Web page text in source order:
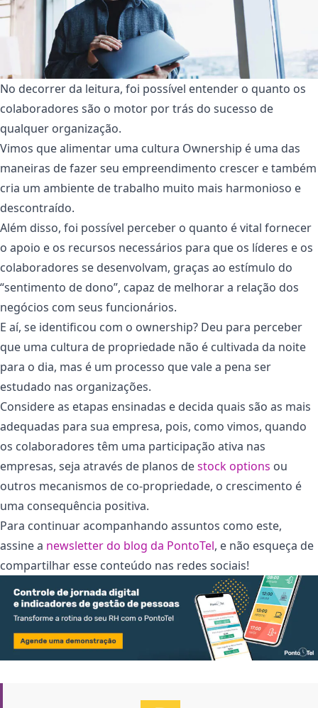
No decorrer da leitura, foi possível entender o quanto os
colaboradores são o motor por trás do sucesso de
qualquer organização.
Vimos que alimentar uma cultura Ownership é uma das
maneiras de fazer seu empreendimento crescer e também
cria um ambiente de trabalho muito mais harmonioso e
descontraído.
Além disso, foi possível perceber o quanto é vital fornecer
o apoio e os recursos necessários para que os líderes e os
colaboradores se desenvolvam, graças ao estímulo do
“sentimento de dono”, capaz de melhorar a relação dos
negócios com seus funcionários.
E aí, se identificou com o ownership? Deu para perceber
que uma cultura de propriedade não é cultivada da noite
para o dia, mas é um processo que vale a pena ser
estudado nas organizações.
Considere as etapas ensinadas e decida quais são as mais
adequadas para sua empresa, pois, como vimos, quando
os colaboradores têm uma participação ativa nas
empresas, seja através de planos destock options ou
outros mecanismos de co-propriedade, o crescimento é
uma consequência positiva.
Para continuar acompanhando assuntos como este,
assine a newsletter do blog da PontoTel, e não esqueça de
compartilhar esse conteúdo nas redes sociais!